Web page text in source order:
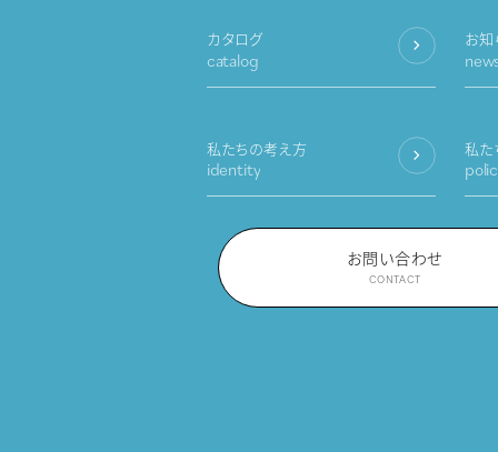
カタログ
catalog
お知
私たちの考え方
identity
私た
お問い合わせ
CONTACT